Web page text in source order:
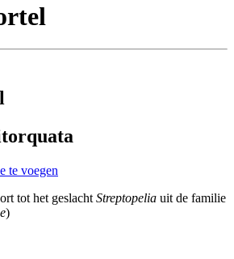
te voegen
tot het geslacht Streptopelia uit de familie
)